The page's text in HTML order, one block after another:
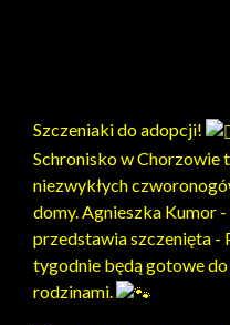
Szczeniaki do adopcji!
Schronisko w Chorzowie
niezwykłych
domy. Agnieszka Kumor
przedstawia szczenięta -
tygodnie będą gotowe
rodzinami.